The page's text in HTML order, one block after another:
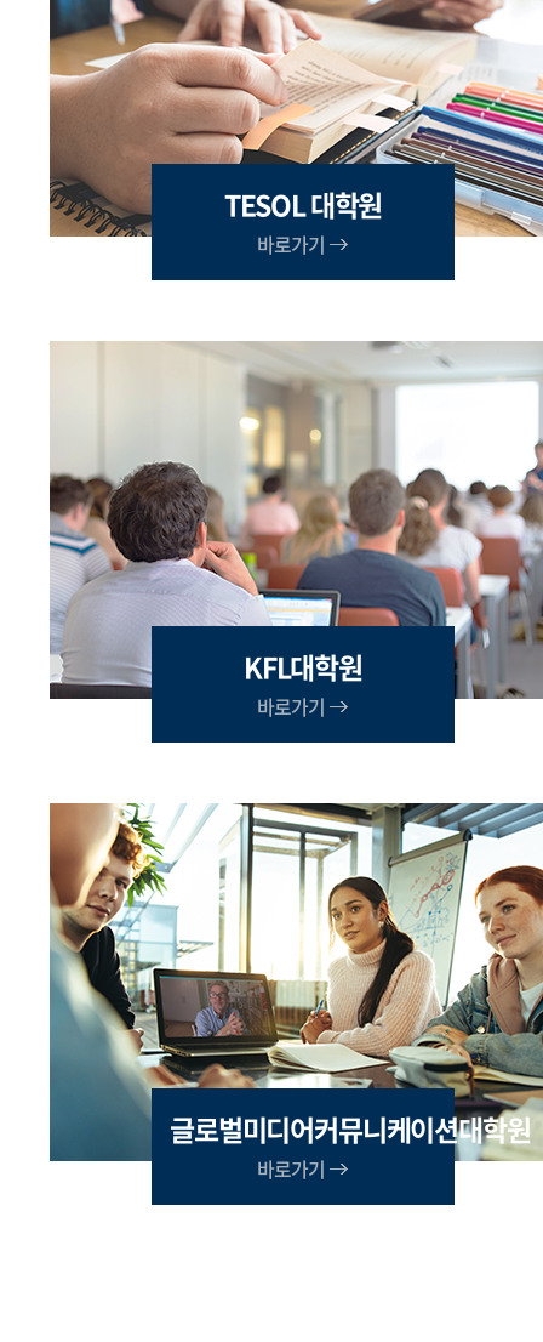
TESOL 대학원
바로가기
KFL대학원
바로가기
글로벌미디어커뮤니케이션대학원
바로가기